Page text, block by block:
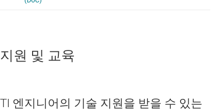
지원 및 교육
TI 엔지니어의 기술 지원을 받을 수 있는